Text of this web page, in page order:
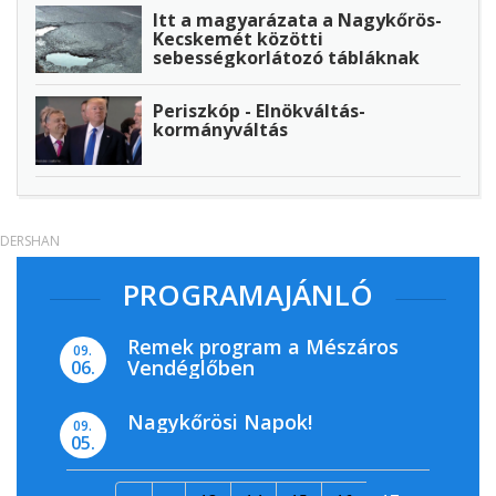
Itt a magyarázata a Nagykőrös-
Kecskemét közötti
sebességkorlátozó tábláknak
Periszkóp - Elnökváltás-
kormányváltás
PROGRAMAJÁNLÓ
09.
06.
Remek program a Mészáros
Vendéglőben
09.
05.
Nagykőrösi Napok!
DERSHAN